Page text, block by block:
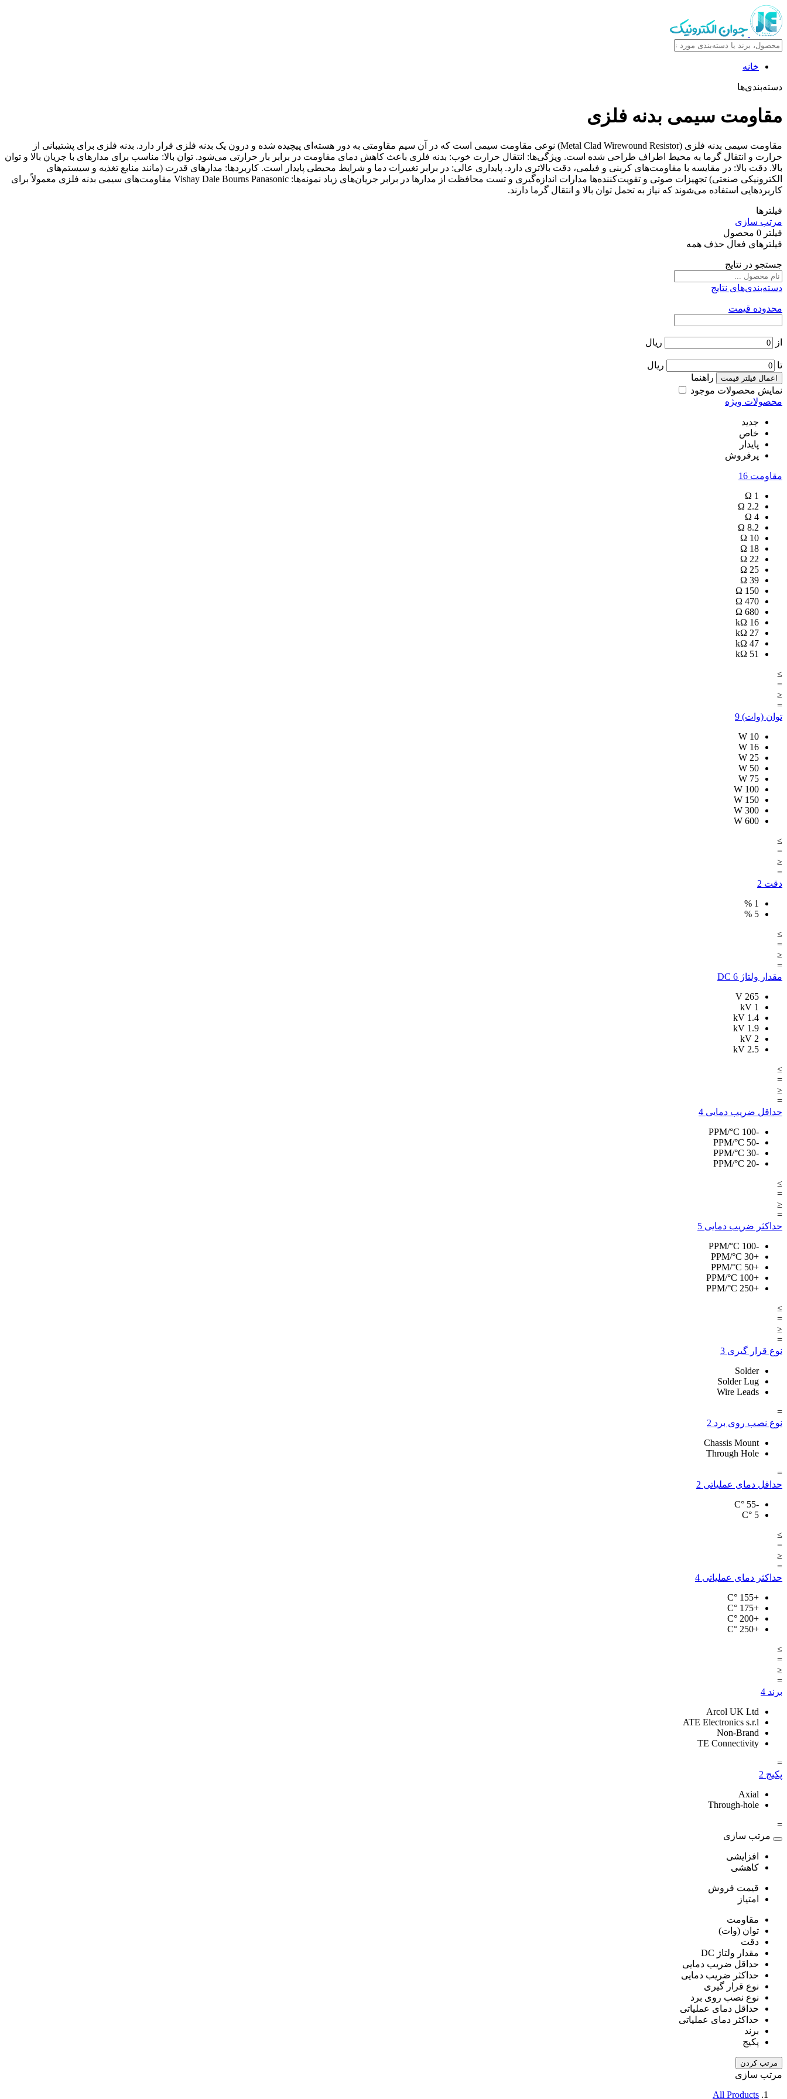
خانه
دسته‌بندی‌ها
مقاومت سیمی بدنه فلزی
مقاومت سیمی بدنه فلزی (Metal Clad Wirewound Resistor) نوعی مقاومت سیمی است که در آن سیم مقاومتی به دور هسته‌ای پیچیده شده و درون یک بدنه فلزی قرار دارد. بدنه فلزی برای پشتیبانی از
حرارت و انتقال گرما به محیط اطراف طراحی شده است. ویژگی‌ها: انتقال حرارت خوب: بدنه فلزی باعث کاهش دمای مقاومت در برابر بار حرارتی می‌شود. توان بالا: مناسب برای مدارهای با جریان بالا و توان
بالا. دقت بالا: در مقایسه با مقاومت‌های کربنی و فیلمی، دقت بالاتری دارد. پایداری عالی: در برابر تغییرات دما و شرایط محیطی پایدار است. کاربردها: مدارهای قدرت (مانند منابع تغذیه و سیستم‌های
الکترونیکی صنعتی) تجهیزات صوتی و تقویت‌کننده‌ها مدارات اندازه‌گیری و تست محافظت از مدارها در برابر جریان‌های زیاد نمونه‌ها: Vishay Dale Bourns Panasonic مقاومت‌های سیمی بدنه فلزی معمولاً برای
کاربردهایی استفاده می‌شوند که نیاز به تحمل توان بالا و انتقال گرما دارند.
فیلترها
مرتب سازی
فیلتر 0 محصول
فیلترهای فعال حذف همه
جستجو در نتایج
دسته‌بندی‌های نتایج
محدوده قیمت
از ریال
تا ریال
اعمال فیلتر قیمت
راهنما
نمایش محصولات موجود
محصولات ویژه
جدید
خاص
پایدار
پرفروش
مقاومت 16
1
Ω
2.2
Ω
4
Ω
8.2
Ω
10
Ω
18
Ω
22
Ω
25
Ω
39
Ω
150
Ω
470
Ω
680
Ω
16
kΩ
27
kΩ
47
kΩ
51
kΩ
≥
=
≤
=
توان (وات) 9
10
W
16
W
25
W
50
W
75
W
100
W
150
W
300
W
600
W
≥
=
≤
=
دقت 2
1
%
5
%
≥
=
≤
=
مقدار ولتاژ DC 6
265
V
1
kV
1.4
kV
1.9
kV
2
kV
2.5
kV
≥
=
≤
=
حداقل ضریب دمایی 4
-100
PPM/°C
-50
PPM/°C
-30
PPM/°C
-20
PPM/°C
≥
=
≤
=
حداکثر ضریب دمایی 5
-100
PPM/°C
+30
PPM/°C
+50
PPM/°C
+100
PPM/°C
+250
PPM/°C
≥
=
≤
=
نوع قرار گیری 3
Solder
Solder Lug
Wire Leads
=
نوع نصب روی برد 2
Chassis Mount
Through Hole
=
حداقل دمای عملیاتی 2
-55
°C
5
°C
≥
=
≤
=
حداکثر دمای عملیاتی 4
+155
°C
+175
°C
+200
°C
+250
°C
≥
=
≤
=
برند 4
Arcol UK Ltd
ATE Electronics s.r.l
Non-Brand
TE Connectivity
=
پکیج 2
Axial
Through-hole
=
مرتب سازی
افزایشی
کاهشی
قیمت فروش
امتیاز
مقاومت
توان (وات)
دقت
مقدار ولتاژ DC
حداقل ضریب دمایی
حداکثر ضریب دمایی
نوع قرار گیری
نوع نصب روی برد
حداقل دمای عملیاتی
حداکثر دمای عملیاتی
برند
پکیج
مرتب کردن
مرتب سازی
All Products